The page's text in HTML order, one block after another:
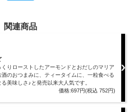
関連商品
くりローストしたアーモンドとおだしのマリア
酒のおつまみに、ティータイムに、一粒食べる
る美味しさ♪と発売以来大人気です。
価格:697円(税込 752円)